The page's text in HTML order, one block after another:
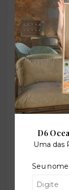
(47) 9
Nome
Telefone
E-mail
D6
Uma das
Seu nome